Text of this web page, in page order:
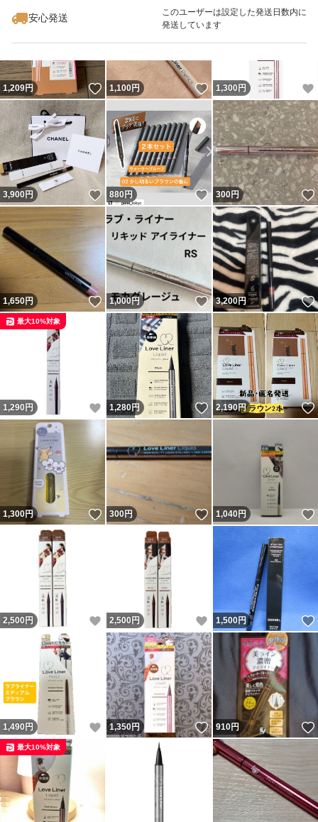
安心発送
このユーザーは設定した発送日数内に
発送しています
1,209円 いいね！
1,100円 いいね！
1,300 円
3,900円 いいね！
880円 いいね！
300円
1,650円 いいね！
1,000円 いいね！
3,200円
1,290 円 いいね！
最大10%対象
1,280円 いいね！
2,190円
1,300円 いいね！
300円 いいね！
1,040円
2,500 円 いいね！
2,500 円 いいね！
1,500円
1,490 円 いいね！
1,350円 いいね！
910円
最大10%対象